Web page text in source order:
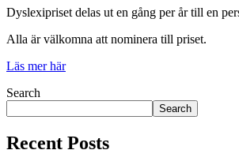
Dyslexipriset delas ut en gång per år till en
Alla är välkomna att nominera till priset.
Läs mer här
Search
Search
Recent Posts